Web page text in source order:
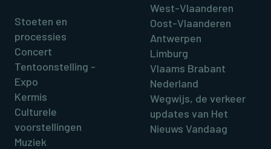
Stoeten en
processies
Concert
Tentoonstelling -
Expo
Kermis
Culturele
voorstellingen
Muziek
West-Vlaanderen
Oost-Vlaanderen
Antwerpen
Limburg
Vlaams Brabant
Nederland
Wegwijs, de verkeer
updates van Het
Nieuws Vandaag